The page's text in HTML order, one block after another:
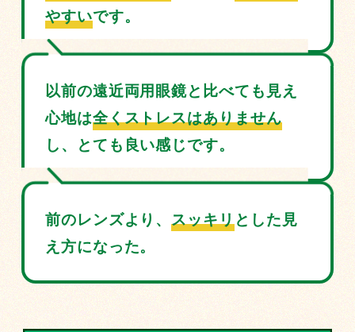
やすいです。
以前の遠近両用眼鏡と比べても見え
心地は全くストレスはありません
し、とても良い感じです。
前のレンズより、 スッキリ とした見
え方になった。